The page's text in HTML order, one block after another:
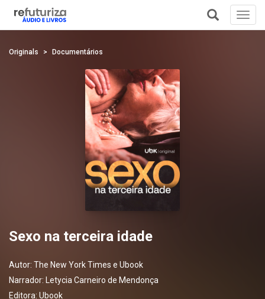
Originals Documentários
Sexo na terceira idade
Autor: The New York Times e Ubook
Narrador:
Letycia Carneiro de Mendonça
Editora: Ubook